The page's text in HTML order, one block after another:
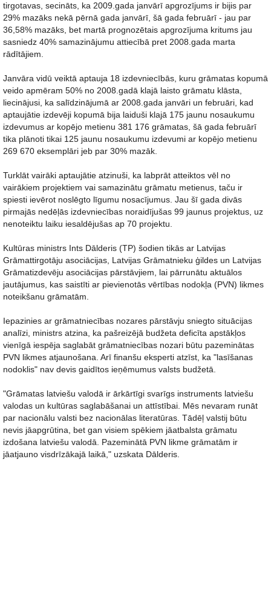
tirgotavas, secināts, ka 2009.gada janvārī apgrozījums ir bijis par
29% mazāks nekā pērnā gada janvārī, šā gada februārī - jau par
36,58% mazāks, bet martā prognozētais apgrozījuma kritums jau
sasniedz 40% samazinājumu attiecībā pret 2008.gada marta
rādītājiem.
Janvāra vidū veiktā aptauja 18 izdevniecībās, kuru grāmatas kopumā
veido apmēram 50% no 2008.gadā klajā laisto grāmatu klāsta,
liecinājusi, ka salīdzinājumā ar 2008.gada janvāri un februāri, kad
aptaujātie izdevēji kopumā bija laiduši klajā 175 jaunu nosaukumu
izdevumus ar kopējo metienu 381 176 grāmatas, šā gada februārī
tika plānoti tikai 125 jaunu nosaukumu izdevumi ar kopējo metienu
269 670 eksemplāri jeb par 30% mazāk.
Turklāt vairāki aptaujātie atzinuši, ka labprāt atteiktos vēl no
vairākiem projektiem vai samazinātu grāmatu metienus, taču ir
spiesti ievērot noslēgto līgumu nosacījumus. Jau šī gada divās
pirmajās nedēļās izdevniecības noraidījušas 99 jaunus projektus, uz
nenoteiktu laiku iesaldējušas ap 70 projektu.
Kultūras ministrs Ints Dālderis (TP) šodien tikās ar Latvijas
Grāmattirgotāju asociācijas, Latvijas Grāmatnieku ģildes un Latvijas
Grāmatizdevēju asociācijas pārstāvjiem, lai pārrunātu aktuālos
jautājumus, kas saistīti ar pievienotās vērtības nodokļa (PVN) likmes
noteikšanu grāmatām.
Iepazinies ar grāmatniecības nozares pārstāvju sniegto situācijas
analīzi, ministrs atzina, ka pašreizējā budžeta deficīta apstākļos
vienīgā iespēja saglabāt grāmatniecības nozari būtu pazeminātas
PVN likmes atjaunošana. Arī finanšu eksperti atzīst, ka "lasīšanas
nodoklis" nav devis gaidītos ieņēmumus valsts budžetā.
"Grāmatas latviešu valodā ir ārkārtīgi svarīgs instruments latviešu
valodas un kultūras saglabāšanai un attīstībai. Mēs nevaram runāt
par nacionālu valsti bez nacionālas literatūras. Tādēļ valstij būtu
nevis jāapgrūtina, bet gan visiem spēkiem jāatbalsta grāmatu
izdošana latviešu valodā. Pazeminātā PVN likme grāmatām ir
jāatjauno visdrīzākajā laikā," uzskata Dālderis.